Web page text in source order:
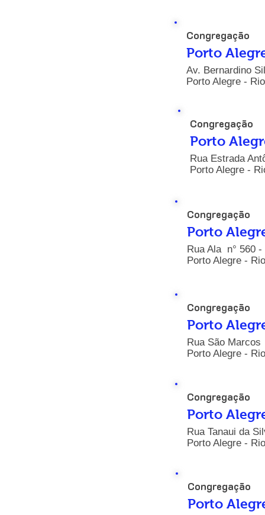
Congregação
Porto
Av. Bernardino
Porto Alegre -
Congregação
Porto
Rua Estrada
Porto Alegre -
Congregação
Porto
Rua Ala n° 560
Porto Alegre -
Congregação
Porto
Rua São
Porto Alegre -
Congregação
Porto
Rua Tanaui da
Porto Alegre -
Congregação
Porto